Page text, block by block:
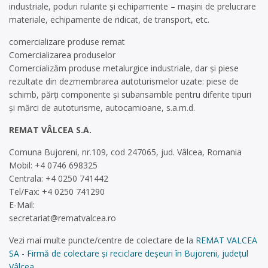
industriale, poduri rulante şi echipamente – maşini de prelucrare
materiale, echipamente de ridicat, de transport, etc.
comercializare produse remat
Comercializarea produselor
Comercializăm produse metalurgice industriale, dar şi piese
rezultate din dezmembrarea autoturismelor uzate: piese de
schimb, părţi componente şi subansamble pentru diferite tipuri
şi mărci de autoturisme, autocamioane, s.a.m.d.
REMAT VÂLCEA S.A.
Comuna Bujoreni, nr.109, cod 247065, jud. Vâlcea, Romania
Mobil: +4 0746 698325
Centrala: +4 0250 741442
Tel/Fax: +4 0250 741290
E-Mail:
secretariat@rematvalcea.ro
Vezi mai multe puncte/centre de colectare de la REMAT VALCEA
SA - Firmă de colectare și reciclare deșeuri în Bujoreni, județul